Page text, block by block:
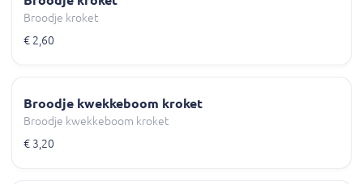
Broodje kroket
€ 2,60
Broodje kwekkeboom kroket
Broodje kwekkeboom kroket
€ 3,20